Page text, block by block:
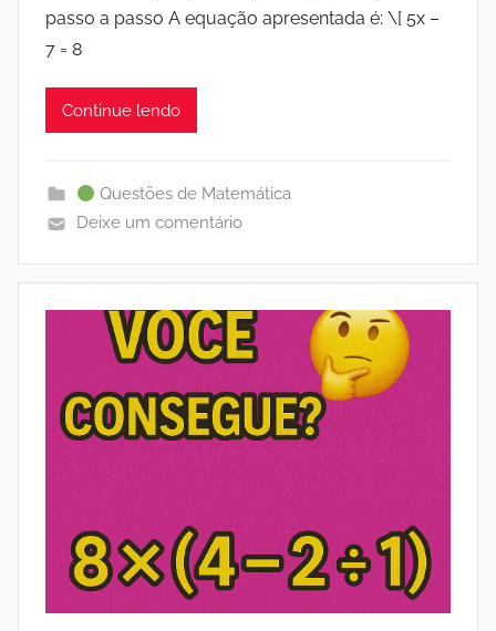
passo a passo A equação apresentada é: \[ 5x –
7 = 8
Continue lendo
Questões de Matemática
Deixe um comentário